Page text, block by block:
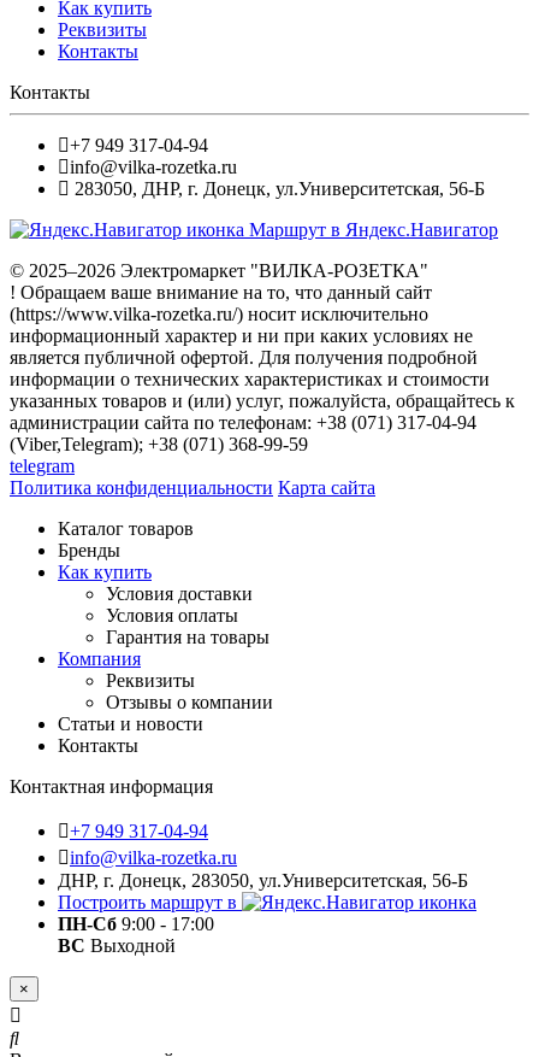
Как купить
Реквизиты
Контакты
Контакты
+7 949 317-04-94
info@vilka-rozetka.ru
283050, ДНР, г. Донецк, ул.Университетская, 56-Б
Маршрут в Яндекс.Навигатор
© 2025–2026 Электромаркет "ВИЛКА-РОЗЕТКА"
! Обращаем ваше внимание на то, что данный сайт
(https://www.vilka-rozetka.ru/) носит исключительно
информационный характер и ни при каких условиях не
является публичной офертой. Для получения подробной
информации о технических характеристиках и стоимости
указанных товаров и (или) услуг, пожалуйста, обращайтесь к
администрации сайта по телефонам: +38 (071) 317-04-94
(Viber,Telegram); +38 (071) 368-99-59
telegram
Политика конфиденциальности Карта сайта
Каталог товаров
Бренды
Как купить
Условия доставки
Условия оплаты
Гарантия на товары
Компания
Реквизиты
Отзывы о компании
Статьи и новости
Контакты
Контактная информация
+7 949 317-04-94
info@vilka-rozetka.ru
ДНР, г. Донецк, 283050, ул.Университетская, 56-Б
Построить маршрут в
ПН-Сб 9:00 - 17:00
ВС Выходной
×